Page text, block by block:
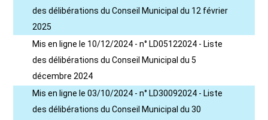
des délibérations du Conseil Municipal du 12 février
2025
Mis en ligne le 10/12/2024 - n° LD05122024 - Liste
des délibérations du Conseil Municipal du 5
décembre 2024
Mis en ligne le 03/10/2024 - n° LD30092024 - Liste
des délibérations du Conseil Municipal du 30